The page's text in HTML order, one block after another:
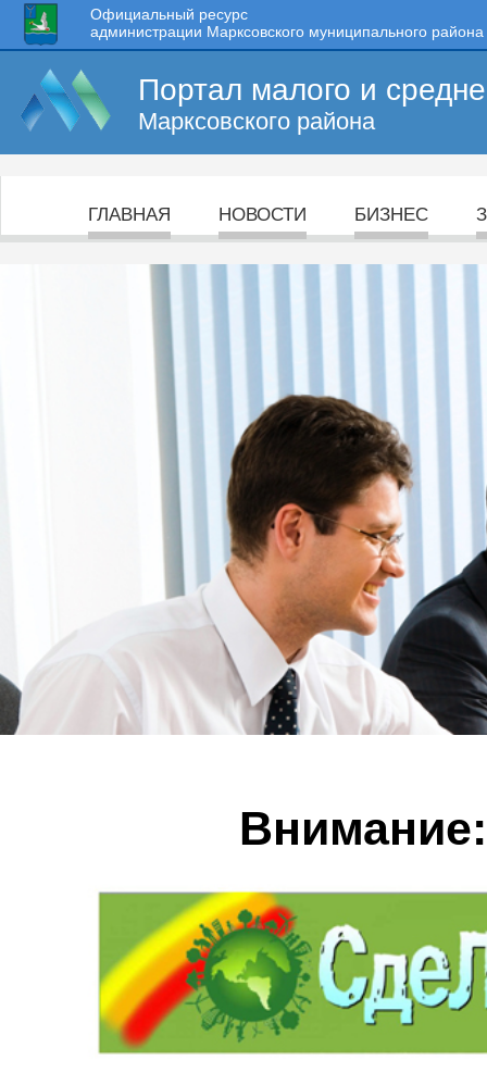
Официальный ресурс
администрации Марксовского муниципального района
Портал малого и
Марксовского района
ГЛАВНАЯ НОВОСТИ БИЗНЕС